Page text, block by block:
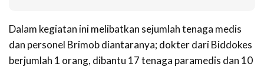
‎‎Dalam kegiatan ini melibatkan sejumlah tenaga medis
dan personel Brimob diantaranya; dokter dari Biddokes
berjumlah 1 orang, dibantu 17 tenaga paramedis dan 10